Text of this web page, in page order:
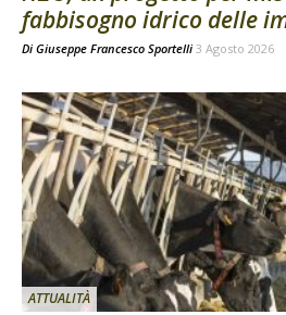
fabbisogno idrico delle
Di Giuseppe Francesco Sportelli 3 Agosto 2026
ATTUALITÀ